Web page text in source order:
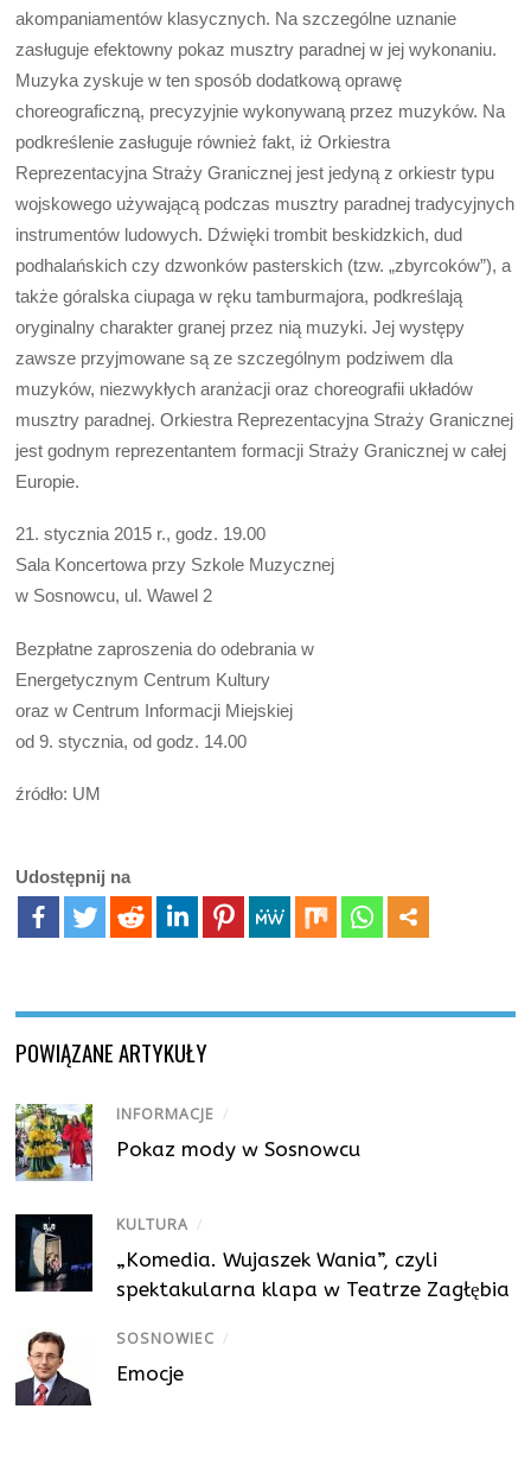
akompaniamentów klasycznych. Na szczególne uznanie
zasługuje efektowny pokaz musztry paradnej w jej wykonaniu.
Muzyka zyskuje w ten sposób dodatkową oprawę
choreograficzną, precyzyjnie wykonywaną przez muzyków. Na
podkreślenie zasługuje również fakt, iż Orkiestra
Reprezentacyjna Straży Granicznej jest jedyną z orkiestr typu
wojskowego używającą podczas musztry paradnej tradycyjnych
instrumentów ludowych. Dźwięki trombit beskidzkich, dud
podhalańskich czy dzwonków pasterskich (tzw. „zbyrcoków”), a
także góralska ciupaga w ręku tamburmajora, podkreślają
oryginalny charakter granej przez nią muzyki. Jej występy
zawsze przyjmowane są ze szczególnym podziwem dla
muzyków, niezwykłych aranżacji oraz choreografii układów
musztry paradnej. Orkiestra Reprezentacyjna Straży Granicznej
jest godnym reprezentantem formacji Straży Granicznej w całej
Europie.
21. stycznia 2015 r., godz. 19.00
Sala Koncertowa przy Szkole Muzycznej
w Sosnowcu, ul. Wawel 2
Bezpłatne zaproszenia do odebrania w
Energetycznym Centrum Kultury
oraz w Centrum Informacji Miejskiej
od 9. stycznia, od godz. 14.00
źródło: UM
Udostępnij na
POWIĄZANE ARTYKUŁY
INFORMACJE /
Pokaz mody w Sosnowcu
KULTURA /
„Komedia. Wujaszek Wania”, czyli
spektakularna klapa w Teatrze Zagłębia
SOSNOWIEC /
Emocje